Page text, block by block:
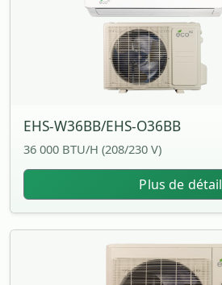
EHS-W36BB/EHS-O36BB
36 000 BTU/H (208/230 V)
Plus de détail